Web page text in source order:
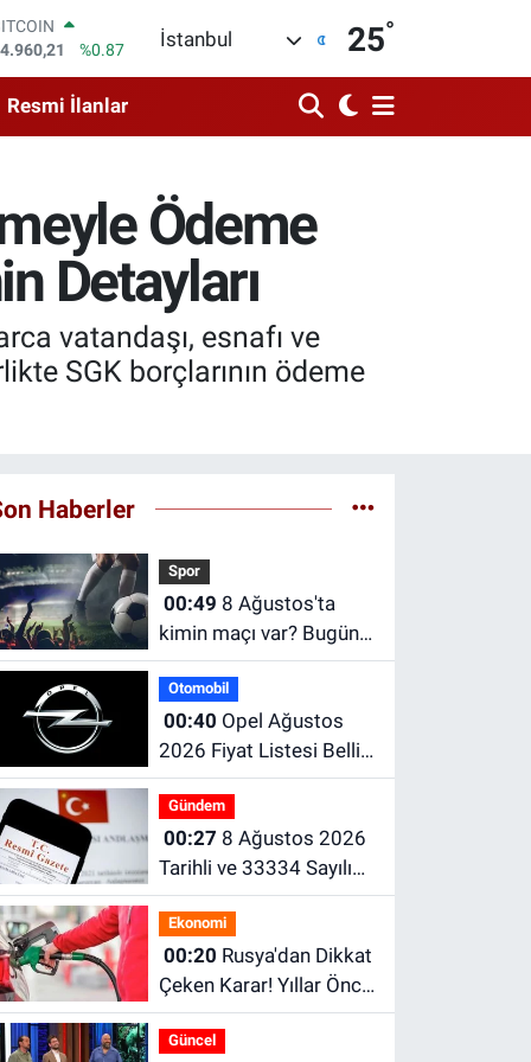
%0.18
55,2510
%0.32
%-19
BITCOIN
%0.87
İstanbul 25°
Resmi İlanlar
Ödeme
Detayları
vatandaşı, esnafı ve
SGK borçlarının ödeme
Haberler
Spor
00:49
kimin maçı var? Bugün
maç var mı? Bugün
hangi maçlar var?
Otomobil
00:40
2026 Fiyat Listesi Belli
Oldu! Corsa, Mokka,
Frontera ve Grandland
Güncel Fiyatları
Gündem
00:27
Tarihli ve 33334 Sayılı
Resmî Gazete
Ekonomi
00:20
Çeken Karar! Yıllar Önce
Yasaklanan Düşük
Standartlı Benzin
Güncel